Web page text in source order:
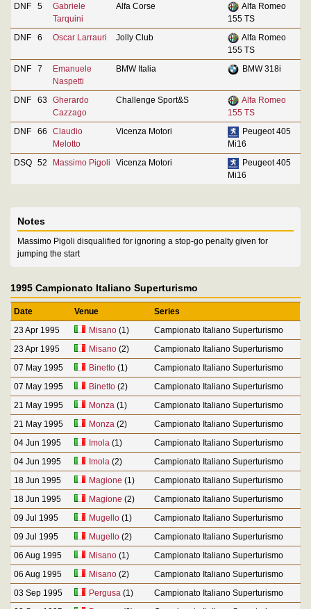
DNF
5
Gabriele
Tarquini
Alfa Corse
Alfa Romeo
155 TS
DNF
6 Oscar Larrauri Jolly Club
Alfa Romeo
155 TS
DNF
7
Emanuele
Naspetti
BMW Italia BMW 318i
DNF 63
Gherardo
Cazzago
Challenge Sport&S
Alfa Romeo
155 TS
DNF
66
Claudio
Melotto
Vicenza Motori
Peugeot 405
Mi16
DSQ 52 Massimo Pigoli Vicenza Motori
Peugeot 405
Mi16
Notes
Massimo Pigoli disqualified for ignoring a stop-go penalty given for
jumping the start
1995 Campionato Italiano Superturismo
Date Venue
Series
23 Apr 1995
Misano(1)
Campionato Italiano Superturismo
23 Apr 1995
Misano(2)
Campionato Italiano Superturismo
07 May 1995
Binetto(1)
Campionato Italiano Superturismo
07 May 1995
Binetto(2)
Campionato Italiano Superturismo
21 May 1995
Monza(1)
Campionato Italiano Superturismo
21 May 1995
Monza(2)
Campionato Italiano Superturismo
04 Jun 1995
Imola(1)
Campionato Italiano Superturismo
04 Jun 1995
Imola(2)
Campionato Italiano Superturismo
18 Jun 1995
Magione (1)
Campionato Italiano Superturismo
18 Jun 1995
Magione (2)
Campionato Italiano Superturismo
09 Jul 1995
Mugello(1)
Campionato Italiano Superturismo
09 Jul 1995
Mugello(2)
Campionato Italiano Superturismo
06 Aug 1995
Misano(1)
Campionato Italiano Superturismo
06 Aug 1995
Misano(2)
Campionato Italiano Superturismo
03 Sep 1995
Pergusa(1)
Campionato Italiano Superturismo